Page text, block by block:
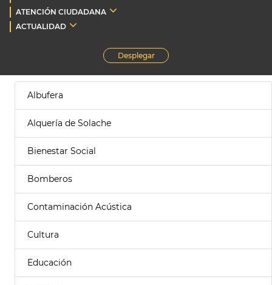
ATENCIÓN CIUDADANA
ACTUALIDAD
Desplegar
Albufera
Alquería de Solache
Bienestar Social
Bomberos
Contaminación Acústica
Cultura
Educación